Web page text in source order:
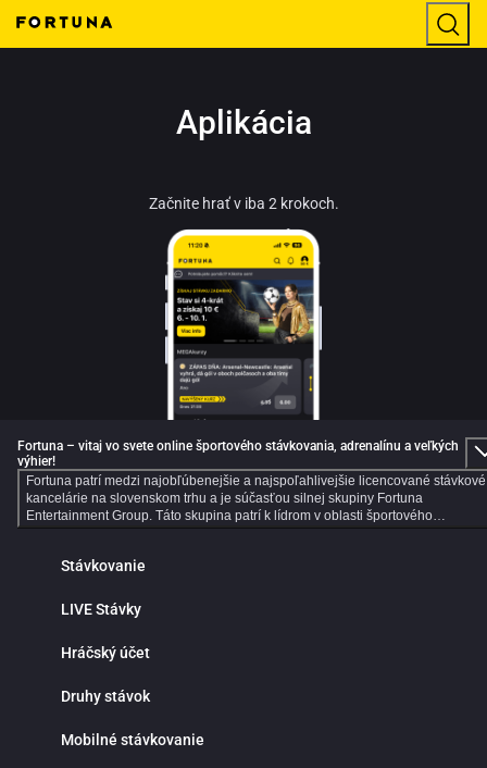
Aplikácia
Začnite hrať v iba 2 krokoch.
Fortuna – vitaj vo svete online športového stávkovania, adrenalínu a veľkých
výhier!
Fortuna patrí medzi najobľúbenejšie a najspoľahlivejšie licencované stávkové
kancelárie na slovenskom trhu a je súčasťou silnej skupiny Fortuna
Entertainment Group. Táto skupina patrí k lídrom v oblasti športového
stávkovania v strednej Európe a už viac ako 30 rokov prináša hráčom kvalitné
Dlhoročné skúsenosti, moderné technológie a dôraz na bezpečnosť robia z
Online športové stávkovanie vo Fortune ponúka tisíce predzápasových aj live
stávok každý deň. V ponuke nájdeš populárne športy ako futbal, hokej, tenis,
športových udalostí z celého sveta. Prehľadné rozhranie ti umožní rýchlo nájsť
kurzov. Jednou z hlavných výhod online športového stávkovania je pohodlie a
nepretržitý prístup k stávkam. Nemusíš navštevovať kamenné pobočky ani
počítači. Fortuna funguje nonstop a ponúka rýchle vyhodnotenie tiketov,
Stávkovanie
LIVE Stávky
Hráčský účet
Druhy stávok
Mobilné stávkovanie